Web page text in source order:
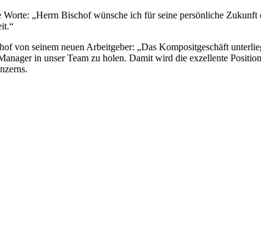
Worte: „Herrn Bischof wünsche ich für seine persönliche
von seinem neuen Arbeitgeber: „Das Kompositgeschäft
in unser Team zu holen. Damit wird die exzellente